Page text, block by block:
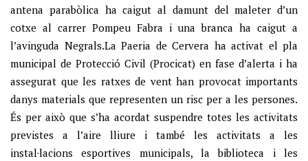
antena parabòlica ha caigut al damunt del maleter d’un
cotxe al carrer Pompeu Fabra i una branca ha caigut a
l’avinguda Negrals.La Paeria de Cervera ha activat el pla
municipal de Protecció Civil (Procicat) en fase d’alerta i ha
assegurat que les ratxes de vent han provocat importants
danys materials que representen un risc per a les persones.
És per això que s’ha acordat suspendre totes les activitats
previstes a l’aire lliure i també les activitats a les
instal·lacions esportives municipals, la biblioteca i les